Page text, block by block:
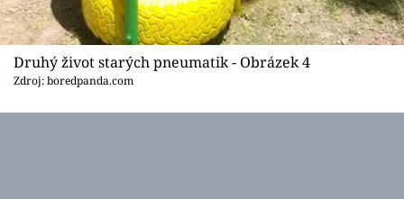
Druhý život starých pneumatik - Obrázek 4
Zdroj: boredpanda.com